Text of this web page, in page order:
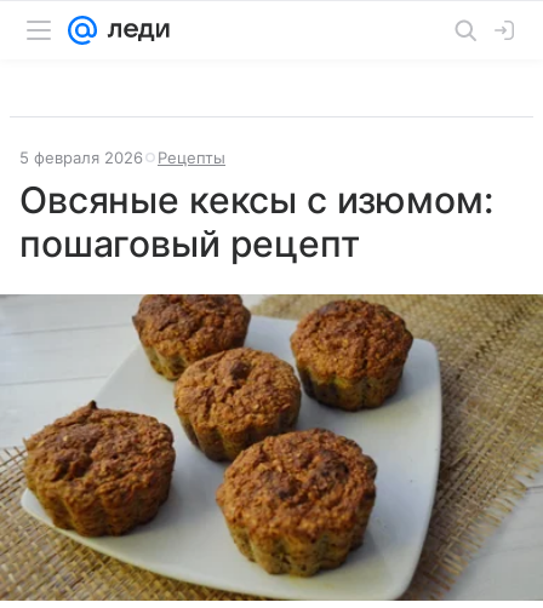
5 февраля 2026 Рецепты
Овсяные кексы с изюмом:
пошаговый рецепт